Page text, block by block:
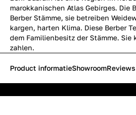
marokkanischen Atlas Gebirges. Die
Berber Stämme, sie betreiben
kargen, harten Klima. Diese Berber
dem Familienbesitz der Stämme. Sie
zahlen.
Product informatieShowroomReviews